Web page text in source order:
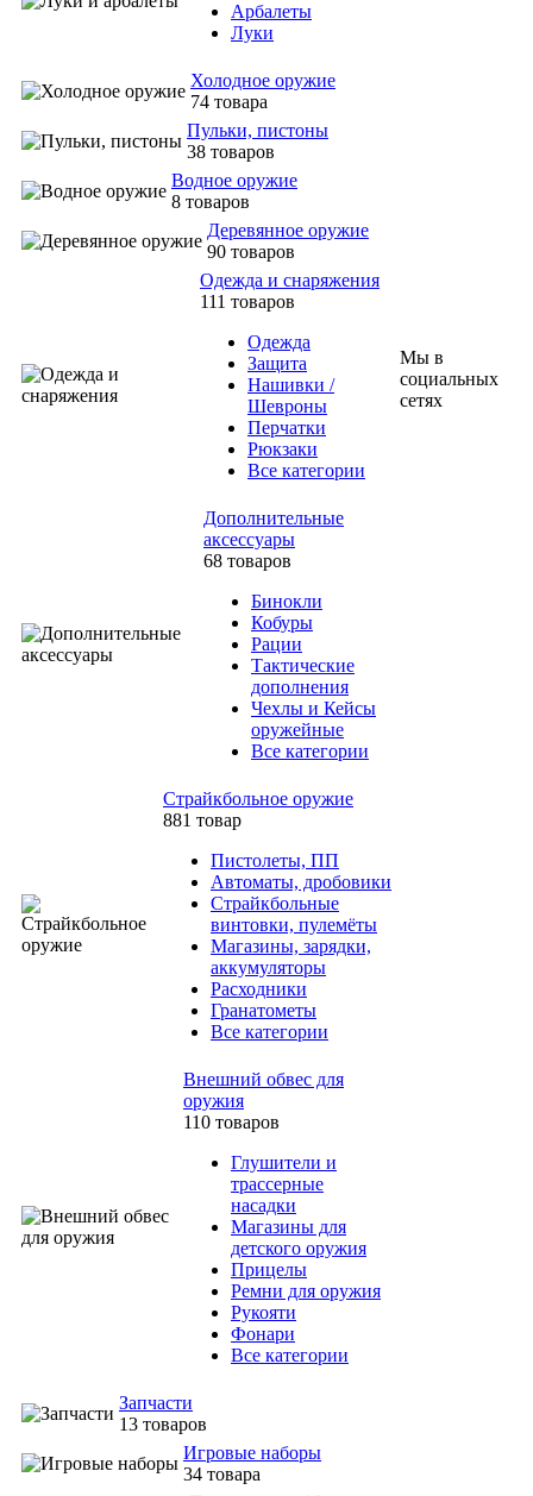
Арбалеты
Луки
Холодное оружие
74 товара
Пульки, пистоны
38 товаров
Водное оружие
8 товаров
Деревянное оружие
90 товаров
Одежда и снаряжения
111 товаров
Одежда
Защита
Нашивки /
Шевроны
Перчатки
Рюкзаки
Все категории
Дополнительные
аксессуары
68 товаров
Бинокли
Кобуры
Рации
Тактические
дополнения
Чехлы и Кейсы
оружейные
Все категории
Страйкбольное оружие
881 товар
Пистолеты, ПП
Автоматы, дробовики
Страйкбольные
винтовки, пулемёты
Магазины, зарядки,
аккумуляторы
Расходники
Гранатометы
Все категории
Внешний обвес для
оружия
110 товаров
Глушители и
трассерные
насадки
Магазины для
детского оружия
Прицелы
Ремни для оружия
Рукояти
Фонари
Все категории
Запчасти
13 товаров
Игровые наборы
34 товара
Мы в
социальных
сетях